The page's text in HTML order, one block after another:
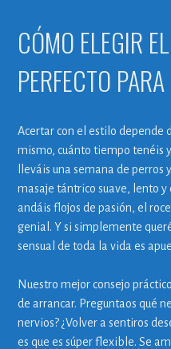
CÓMO ELEGIR
PERFECTO
Acertar con el estilo depende
mismo, cuánto tiempo tenéis
lleváis una semana de
masaje tántrico suave, lento y
andáis flojos de pasión, el
genial. Y si simplemente
sensual de toda la vida es
Nuestro mejor consejo
de arrancar. Preguntaos qué
nervios? ¿Volver a sentiros
es que es súper flexible. Se